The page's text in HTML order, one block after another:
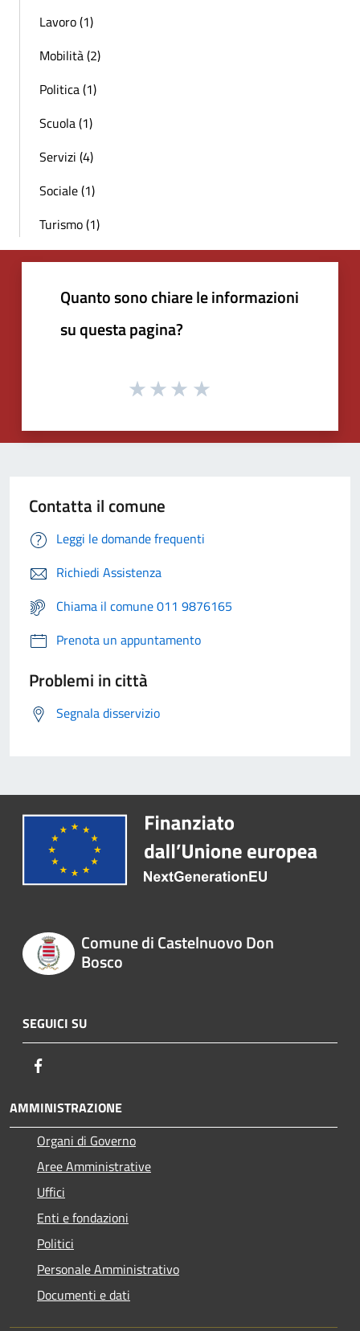
Lavoro (1)
Mobilità (2)
Politica (1)
Scuola (1)
Servizi (4)
Sociale (1)
Turismo (1)
Quanto sono chiare le informazioni
su questa pagina?
Contatta il comune
Leggi le domande frequenti
Richiedi Assistenza
Chiama il comune 011 9876165
Prenota un appuntamento
Problemi in città
Segnala disservizio
Comune di Castelnuovo Don
Bosco
SEGUICI SU
AMMINISTRAZIONE
Organi di Governo
Aree Amministrative
Uffici
Enti e fondazioni
Politici
Personale Amministrativo
Documenti e dati